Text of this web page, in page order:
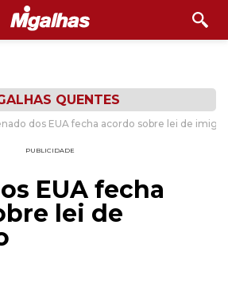
QUENTES
dos EUA fecha acordo sobre lei de
PUBLICIDADE
EUA fecha
lei de